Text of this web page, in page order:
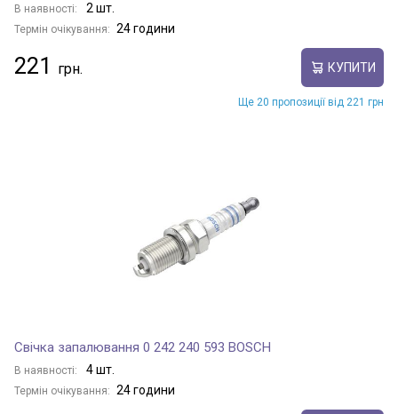
В наявності: 2 шт.
Термін очікування: 24 години
221 КУПИТИ
Ще 20 пропозиції від 221 грн
Свічка запалювання 0 242 240 593 BOSCH
В наявності: 4 шт.
Термін очікування: 24 години